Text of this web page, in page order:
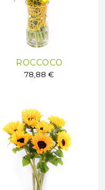
ROCCOCO
78,88 €